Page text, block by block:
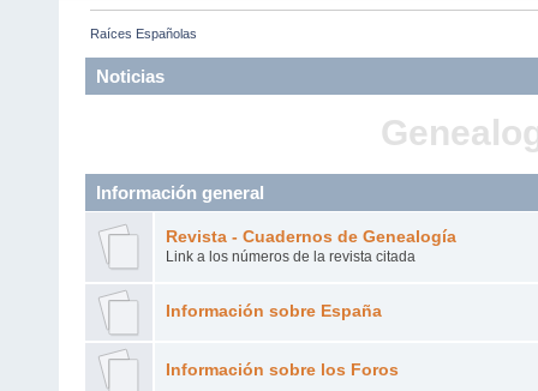
Raíces Españolas
Noticias
Información general
Revista - Cuadernos de Genealogía
Link a los números de la revista citada
Información sobre España
Información sobre los Foros